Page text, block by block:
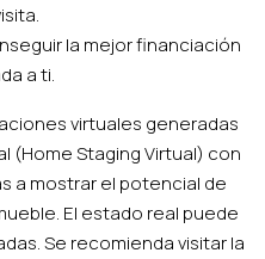
la mejor financiación
a ti.
virtuales generadas
(Home Staging Virtual) con
a mostrar el potencial de
El estado real puede
Se recomienda visitar la